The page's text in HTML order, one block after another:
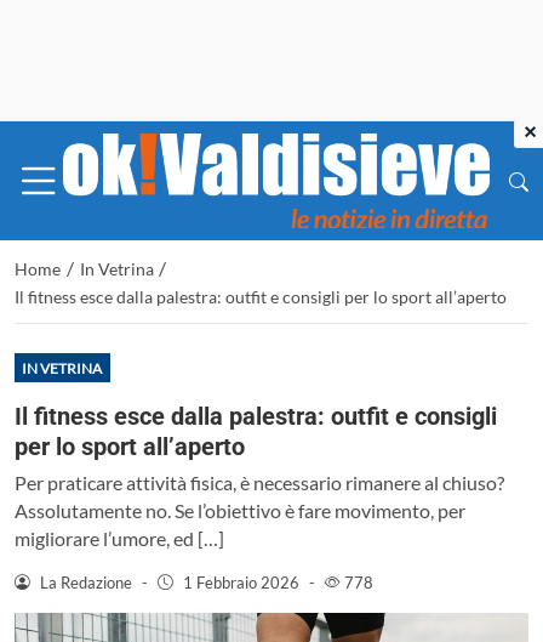
Home / In Vetrina /
Il fitness esce dalla palestra: outfit e consigli per lo sport all’aperto
IN VETRINA
Il fitness esce dalla palestra: outfit e consigli
per lo sport all’aperto
Per praticare attività fisica, è necessario rimanere al chiuso?
Assolutamente no. Se l’obiettivo è fare movimento, per
migliorare l’umore, ed […]
La Redazione - 1 Febbraio 2026 - 778
×